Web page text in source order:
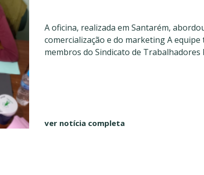
A oficina, realizada em Santarém,
comercialização e do marketing A equipe
membros do Sindicato de
ver notícia completa